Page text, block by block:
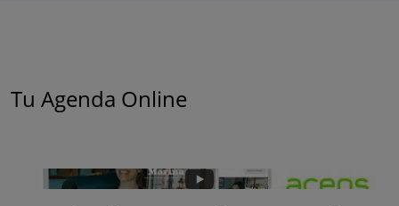
Tu Agenda Online